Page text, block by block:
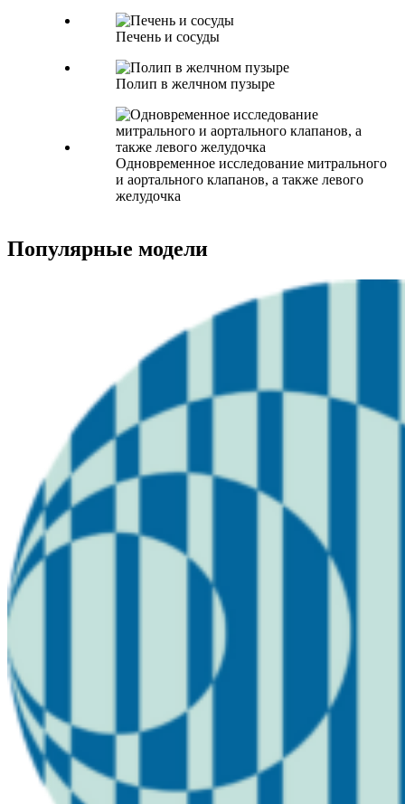
Печень и сосуды
Полип в желчном пузыре
Одновременное исследование митрального
и аортального клапанов, а также левого
желудочка
Популярные модели